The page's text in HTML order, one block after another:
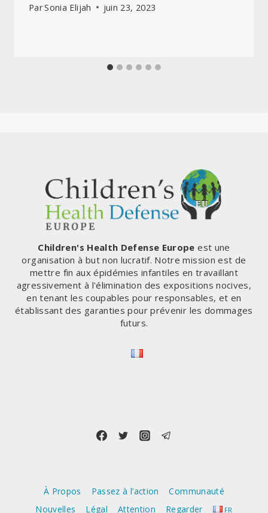
ParSonia Elijah juin 23, 2023
Children's Health Defense Europe est une
organisation à but non lucratif. Notre mission est de
mettre fin aux épidémies infantiles en travaillant
agressivement à l'élimination des expositions nocives,
en tenant les coupables pour responsables, et en
établissant des garanties pour prévenir les dommages
futurs.
À Propos Passez à l’action
Communauté
Nouvelles
Légal Attention Regarder FR